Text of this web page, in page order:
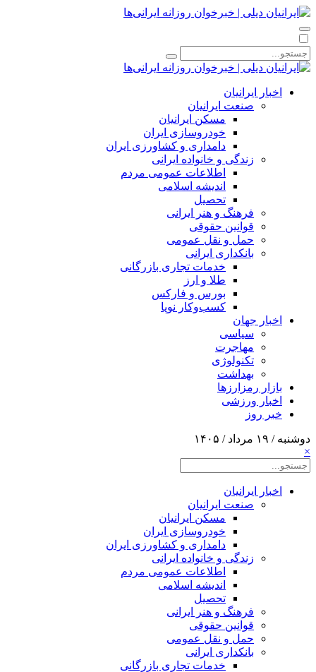
اخبار ایرانیان
صنعت ایرانیان
مسکن ایرانیان
خودروسازی ایران
دامداری و کشاورزی ایران
زندگی و خانواده ایرانی
اطلاعات عمومی مردم
اندیشه اسلامی
تحصیل
فرهنگ و هنر ایرانی
قوانین حقوقی
حمل و نقل عمومی
بانکداری ایرانی
خدمات تجاری بازرگانی
طلا و ارز
بورس و فارکس
کسب‌وکار نوپا
اخبار جهان
سیاسی
مهاجرت
تکنولوژی
بهداشت
بازار رمزارزها
اخبار ورزشی
خبر روز
دوشنبه / ۱۹ مرداد / ۱۴۰۵
×
اخبار ایرانیان
صنعت ایرانیان
مسکن ایرانیان
خودروسازی ایران
دامداری و کشاورزی ایران
زندگی و خانواده ایرانی
اطلاعات عمومی مردم
اندیشه اسلامی
تحصیل
فرهنگ و هنر ایرانی
قوانین حقوقی
حمل و نقل عمومی
بانکداری ایرانی
خدمات تجاری بازرگانی